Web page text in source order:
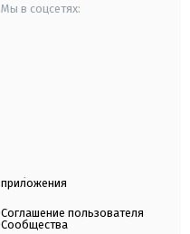
Мы в соцсетях:
приложения
Соглашение пользователя
Сообщества